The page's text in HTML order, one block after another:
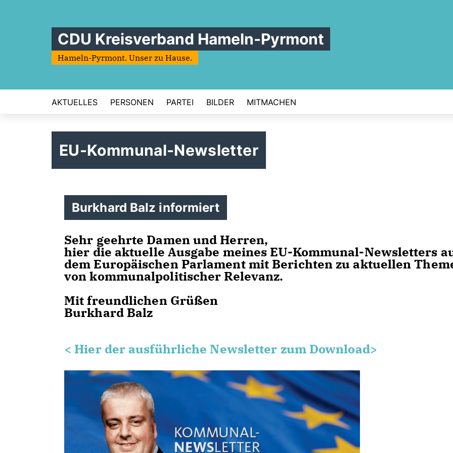
CDU Kreisverband Hameln-Pyrmont
Hameln-Pyrmont. Unser zu Hause.
AKTUELLES PERSONEN PARTEI BILDER MITMACHEN
EU-Kommunal-Newsletter
Burkhard Balz informiert
Sehr geehrte Damen und Herren,
hier die aktuelle Ausgabe meines EU-Kommunal-Newsletters
dem Europäischen Parlament mit Berichten zu aktuellen
von kommunalpolitischer Relevanz.
Mit freundlichen Grüßen
Burkhard Balz
< Hier der ausführliche Newsletter zum Download>